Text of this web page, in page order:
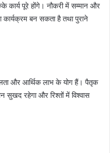
कार्य पूरे होंगे। नौकरी में सम्मान और
कार्यक्रम बन सकता है तथा पुराने
और आर्थिक लाभ के योग हैं। पैतृक
सुखद रहेगा और रिश्तों में विश्वास